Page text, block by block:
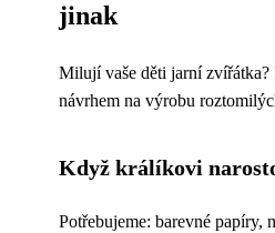
jinak
Milují vaše děti jarní zvířátka?
návrhem na výrobu
Když králíkovi
Potřebujeme: barevné papíry,